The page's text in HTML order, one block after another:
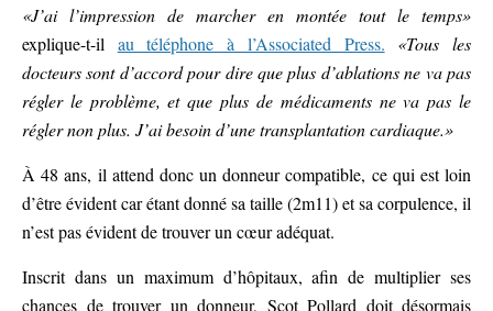
«J’ai l’impression de marcher en montée tout le temps»
explique-t-il au téléphone à l’Associated Press.
«Tous les
docteurs sont d’accord pour dire que plus d’ablations ne va pas
régler le problème, et que plus de médicaments ne va pas le
régler non plus. J’ai besoin d’une transplantation cardiaque.»
À 48 ans, il attend donc un donneur compatible, ce qui est loin
d’être évident car étant donné sa taille (2m11) et sa corpulence, il
n’est pas évident de trouver un cœur adéquat.
Inscrit dans un maximum d’hôpitaux, afin de multiplier ses
chances de trouver un donneur, Scot Pollard doit désormais